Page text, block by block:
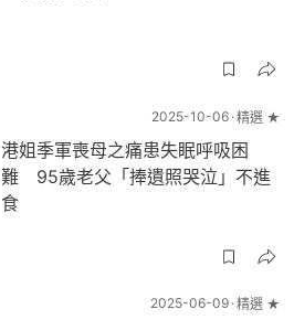
2025-10-06 精選 ★
港姐季軍喪母之痛患失眠呼吸困
難 95歲老父「捧遺照哭泣」不進
食
2025-06-09 精選 ★